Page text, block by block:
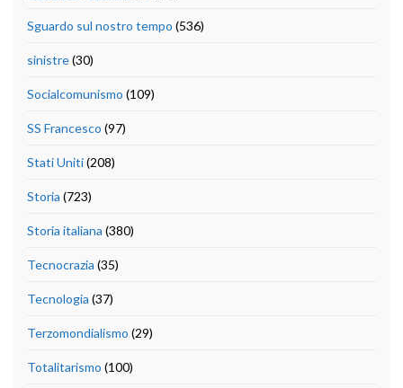
Sguardo sul nostro tempo (536)
sinistre(30)
Socialcomunismo (109)
SS Francesco (97)
Stati Uniti(208)
Storia (723)
Storia italiana (380)
Tecnocrazia (35)
Tecnologia (37)
Terzomondialismo (29)
Totalitarismo (100)